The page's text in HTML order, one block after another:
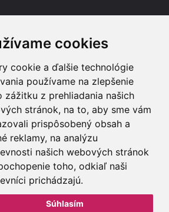
cookies
cookie a ďalšie technológie
používame na zlepšenie
zážitku z prehliadania našich
stránok, na to, aby sme vám
prispôsobený obsah a
reklamy, na analýzu
našich webových stránok
toho, odkiaľ naši
prichádzajú.
Súhlasím